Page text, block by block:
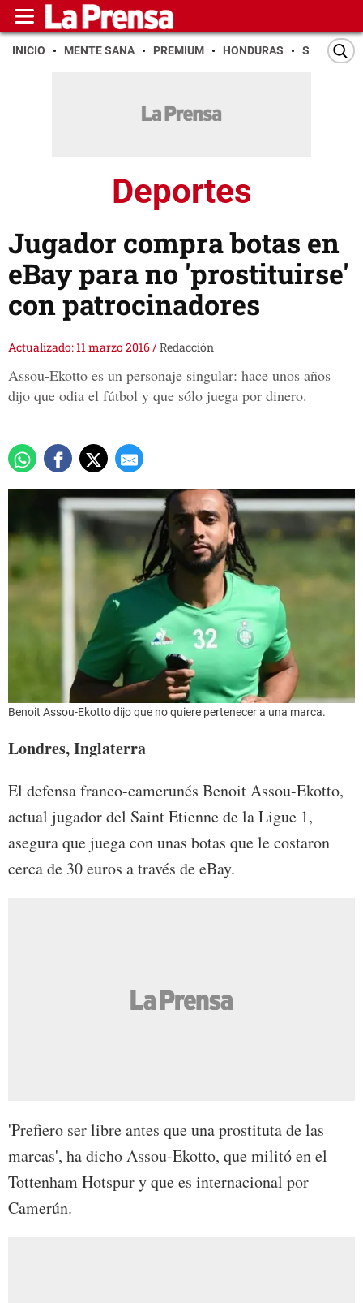
INICIO MENTE SANA PREMIUM HONDURAS SAN PEDRO
Deportes
Jugador compra botas en
eBay para no 'prostituirse'
con patrocinadores
Actualizado: 11 marzo 2016/Redacción
Assou-Ekotto es un personaje singular: hace unos años
dijo que odia el fútbol y que sólo juega por dinero.
Benoit Assou-Ekotto dijo que no quiere pertenecer a una marca.
Londres, Inglaterra
El defensa franco-camerunés Benoit Assou-Ekotto,
actual jugador del Saint Etienne de la Ligue 1,
asegura que juega con unas botas que le costaron
cerca de 30 euros a través de eBay.
'Prefiero ser libre antes que una prostituta de las
marcas', ha dicho Assou-Ekotto, que militó en el
Tottenham Hotspur y que es internacional por
Camerún.